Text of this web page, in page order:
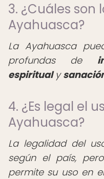
3. ¿Cuáles son
Ayahuasca?
La Ayahuasca
profundas de
espiritualy
4. ¿Es legal el
Ayahuasca?
La legalidad del
según el país,
permite su uso en